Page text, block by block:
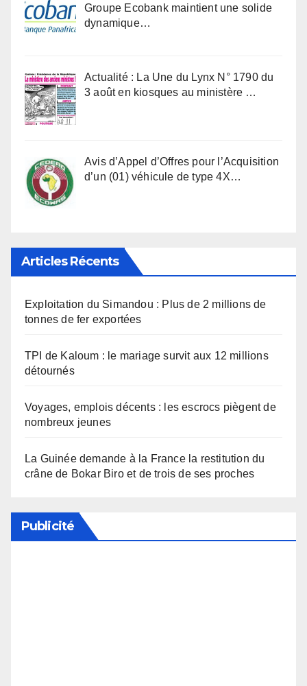
Groupe Ecobank maintient une solide
dynamique…
Actualité : La Une du Lynx N° 1790 du
3 août en kiosques au ministère …
Avis d’Appel d’Offres pour l’Acquisition
d’un (01) véhicule de type 4X…
Articles Récents
Exploitation du Simandou : Plus de 2 millions de
tonnes de fer exportées
TPI de Kaloum : le mariage survit aux 12 millions
détournés
Voyages, emplois décents : les escrocs piègent de
nombreux jeunes
La Guinée demande à la France la restitution du
crâne de Bokar Biro et de trois de ses proches
Publicité